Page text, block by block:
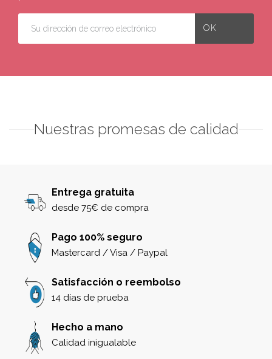
Nuestras promesas de calidad
Entrega gratuita
desde 75€ de compra
Pago 100% seguro
Mastercard / Visa / Paypal
Satisfacción o reembolso
14 días de prueba
Hecho a mano
Calidad inigualable